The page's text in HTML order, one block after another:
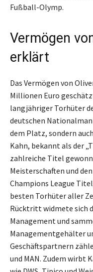
Fußball-Olymp.
Vermögen
erklärt
Das Vermögen von
Millionen Euro
langjähriger Torhüter
deutschen
dem Platz, sondern
Kahn, bekannt als der
zahlreiche Titel
Meisterschaften und
Champions League
besten Torhüter aller
Rücktritt widmete sich
Management und
Managementgehälter
Geschäftspartnern
und MAN. Zudem wirbt